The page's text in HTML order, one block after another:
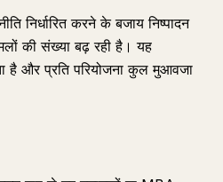
निर्धारित करने के बजाय निष्पादन
की संख्या बढ़ रही है। यह
है और प्रति परियोजना कुल मुआवजा